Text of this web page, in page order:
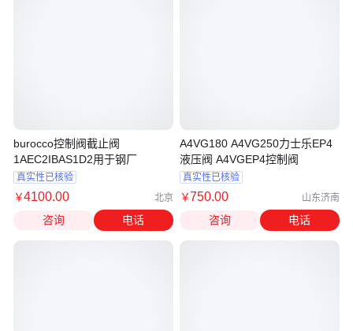
burocco控制阀截止阀
1AEC2IBAS1D2用于钢厂
真实性已核验
￥4100.00 北京
咨询 电话
A4VG180 A4VG250力士乐EP4
液压阀 A4VGEP4控制阀
真实性已核验
￥750.00 山东济南
咨询 电话